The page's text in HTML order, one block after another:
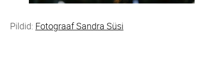
Pildid: Fotograaf Sandra Süsi